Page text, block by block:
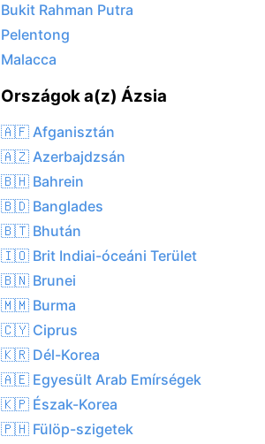
Bukit Rahman Putra
Pelentong
Malacca
Országok a(z) Ázsia
🇦🇫 Afganisztán
🇦🇿 Azerbajdzsán
🇧🇭 Bahrein
🇧🇩 Banglades
🇧🇹 Bhután
🇮🇴 Brit Indiai-óceáni Terület
🇧🇳 Brunei
🇲🇲 Burma
🇨🇾 Ciprus
🇰🇷 Dél-Korea
🇦🇪 Egyesült Arab Emírségek
🇰🇵 Észak-Korea
🇵🇭 Fülöp-szigetek